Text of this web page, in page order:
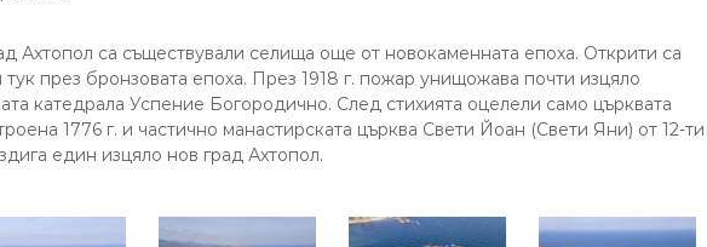
Ахтопол са съществували селища още от новокаменната епоха. Открити са
през бронзовата епоха. През 1918 г. пожар унищожава почти изцяло
катедрала Успение Богородично. След стихията оцелели само църквата
1776 г. и частично манастирската църква Свети Йоан (Свети Яни) от 12-ти
един изцяло нов град Ахтопол.